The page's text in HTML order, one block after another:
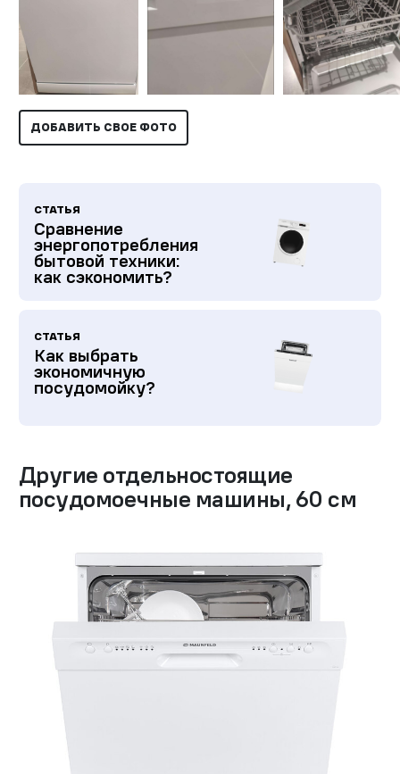
ДОБАВИТЬ СВОЕ ФОТО
СТАТЬЯ
Сравнение
энергопотребления
бытовой техники:
как сэкономить?
СТАТЬЯ
Как выбрать
экономичную
посудомойку?
Другие отдельностоящие
посудомоечные машины, 60 см